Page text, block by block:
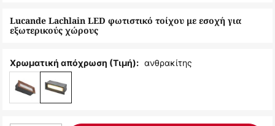
εικόνων
Lucande Lachlain LED φωτιστικό τοίχου με εσοχή για
εξωτερικούς χώρους
Χρωματική απόχρωση (Τιμή): ανθρακίτης